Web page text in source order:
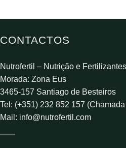
CONTACTOS
Nutrofertil – Nutrição e
Morada: Zona Eus
3465-157 Santiago de Besteiros
Tel: (+351) 232 852 157
Mail: info@nutrofertil.com